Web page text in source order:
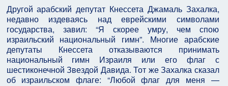
Другой арабский депутат Кнессета Джамаль Захалка,
недавно издеваясь над еврейскими символами
государства, завил: “Я скорее умру, чем спою
израильский национальный гимн”. Многие арабские
депутаты Кнессета отказываются принимать
национальный гимн Израиля или его флаг с
шестиконечной Звездой Давида. Тот же Захалка сказал
об израильском флаге: “Любой флаг для меня —